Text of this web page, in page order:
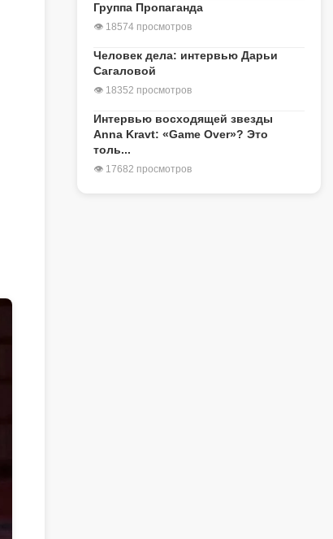
Группа Пропаганда
👁 18574 просмотров
Человек дела: интервью Дарьи
Сагаловой
👁 18352 просмотров
Интервью восходящей звезды
Anna Kravt: «Game Over»? Это
толь...
👁 17682 просмотров